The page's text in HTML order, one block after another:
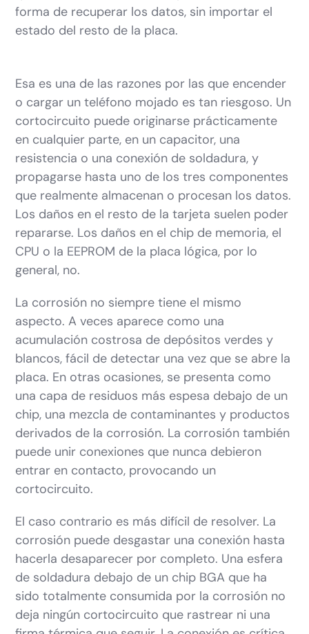
forma de recuperar los datos, sin importar el
estado del resto de la placa.
Esa es una de las razones por las que encender
o cargar un teléfono mojado es tan riesgoso. Un
cortocircuito puede originarse prácticamente
en cualquier parte, en un capacitor, una
resistencia o una conexión de soldadura, y
propagarse hasta uno de los tres componentes
que realmente almacenan o procesan los datos.
Los daños en el resto de la tarjeta suelen poder
repararse. Los daños en el chip de memoria, el
CPU o la EEPROM de la placa lógica, por lo
general, no.
La corrosión no siempre tiene el mismo
aspecto. A veces aparece como una
acumulación costrosa de depósitos verdes y
blancos, fácil de detectar una vez que se abre la
placa. En otras ocasiones, se presenta como
una capa de residuos más espesa debajo de un
chip, una mezcla de contaminantes y productos
derivados de la corrosión. La corrosión también
puede unir conexiones que nunca debieron
entrar en contacto, provocando un
cortocircuito.
El caso contrario es más difícil de resolver. La
corrosión puede desgastar una conexión hasta
hacerla desaparecer por completo. Una esfera
de soldadura debajo de un chip BGA que ha
sido totalmente consumida por la corrosión no
deja ningún cortocircuito que rastrear ni una